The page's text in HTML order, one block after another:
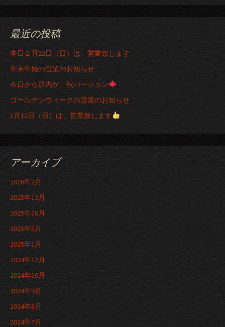
最近の投稿
本日２月22日（日）は、営業致します
年末年始の営業のお知らせ
今日から店内が、秋バージョン
ゴールデンウィークの営業のお知らせ
1月12日（日）は、営業致します
アーカイブ
2026年2月
2025年12月
2025年10月
2025年5月
2025年1月
2024年12月
2024年10月
2024年9月
2024年8月
2024年7月